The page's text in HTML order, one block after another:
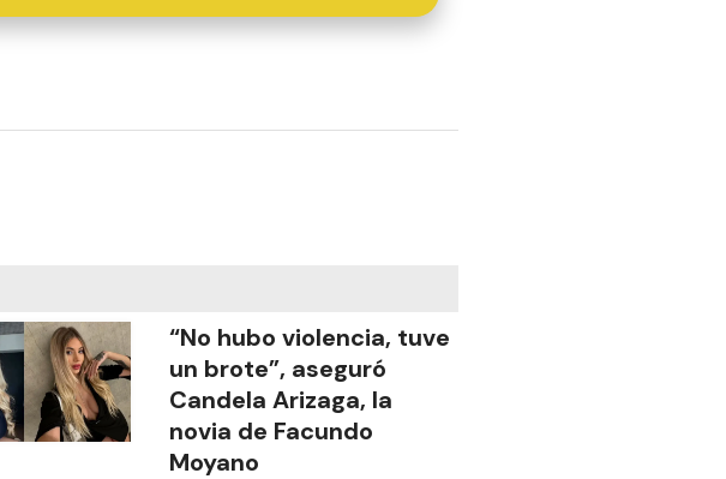
“No hubo violencia, tuve
un brote”, aseguró
Candela Arizaga, la
novia de Facundo
Moyano